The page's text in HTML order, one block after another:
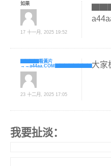
如果
17 十一月, 2025 19:52
▇▇▇▇看黃片
→→a44aa.COM▇▇▇▇▇▇▇▇
23 十二月, 2025 17:05
大家
我要扯淡：